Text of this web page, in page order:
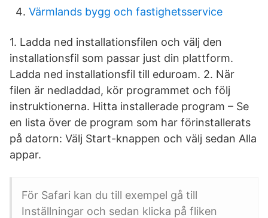
Värmlands bygg och fastighetsservice
1. Ladda ned installationsfilen och välj den
installationsfil som passar just din plattform.
Ladda ned installationsfil till eduroam. 2. När
filen är nedladdad, kör programmet och följ
instruktionerna. Hitta installerade program – Se
en lista över de program som har förinstallerats
på datorn: Välj Start-knappen och välj sedan Alla
appar.
För Safari kan du till exempel gå till
Inställningar och sedan klicka på fliken